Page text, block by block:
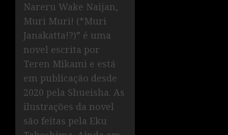
Nareru Wake Naijan,
Muri Muri! (*Muri
Janakatta!?)” é uma
novel escrita por
Teren Mikami e está
em publicação desde
2020 pela Shueisha. As
ilustrações da novel
são feitas pela Eku